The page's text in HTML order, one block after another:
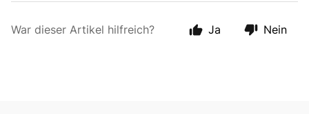
War dieser Artikel hilfreich? Ja Nein